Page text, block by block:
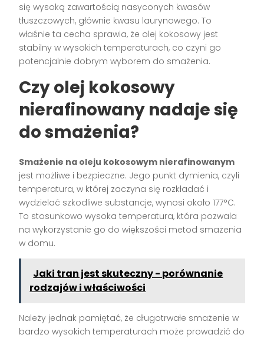
się wysoką zawartością nasyconych kwasów
tłuszczowych, głównie kwasu laurynowego. To
właśnie ta cecha sprawia, że olej kokosowy jest
stabilny w wysokich temperaturach, co czyni go
potencjalnie dobrym wyborem do smażenia.
Czy olej kokosowy
nierafinowany nadaje się
do smażenia?
Smażenie na oleju kokosowym nierafinowanym
jest możliwe i bezpieczne. Jego punkt dymienia, czyli
temperatura, w której zaczyna się rozkładać i
wydzielać szkodliwe substancje, wynosi około 177°C.
To stosunkowo wysoka temperatura, która pozwala
na wykorzystanie go do większości metod smażenia
w domu.
Jaki tran jest skuteczny - porównanie
rodzajów i właściwości
Należy jednak pamiętać, że długotrwałe smażenie w
bardzo wysokich temperaturach może prowadzić do